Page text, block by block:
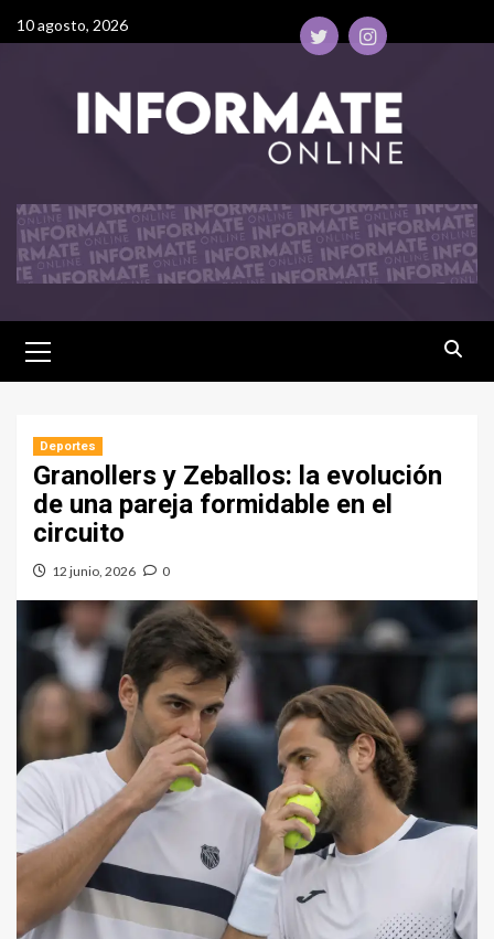
10 agosto, 2026
Deportes
Granollers y Zeballos: la evolución
de una pareja formidable en el
circuito
12 junio, 2026 0